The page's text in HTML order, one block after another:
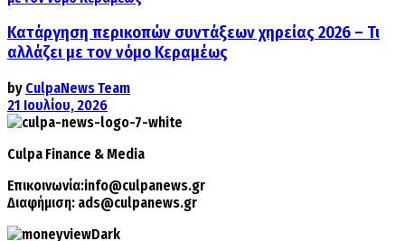
Κατάργηση περικοπών συντάξεων χηρείας 2026 – Τι
αλλάζει με τον νόμο Κεραμέως
by CulpaNews Team
21 Ιουλίου, 2026
Culpa Finance & Media
Επικοινωνία:info@culpanews.gr
Διαφήμιση: ads@culpanews.gr